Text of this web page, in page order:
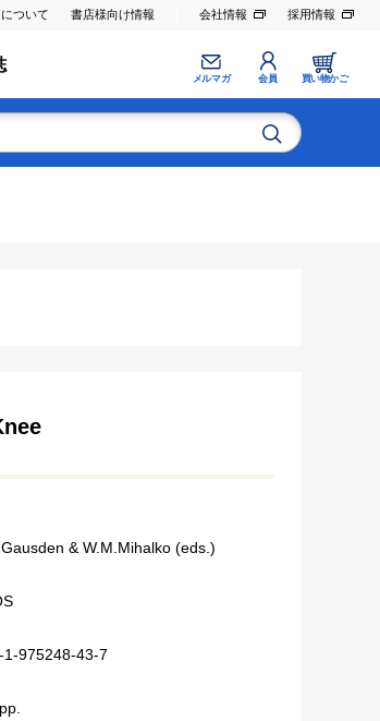
ついて 書店様向け情報 会社情報 採用情報
メルマガ 会員 買い物かご
& W.M.Mihalko (eds.)
1-975248-43-7